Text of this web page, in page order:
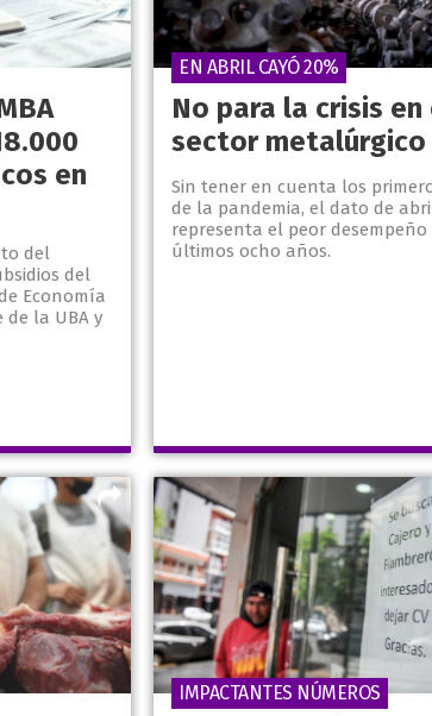
en
del
del
Economía
de la UBA y
No para la crisis en
sector metalúrgico
Sin tener en cuenta los
de la pandemia, el dato de
representa el peor desempeño
últimos ocho años.
EN ABRIL CAYÓ 20%
IMPACTANTES NÚMEROS